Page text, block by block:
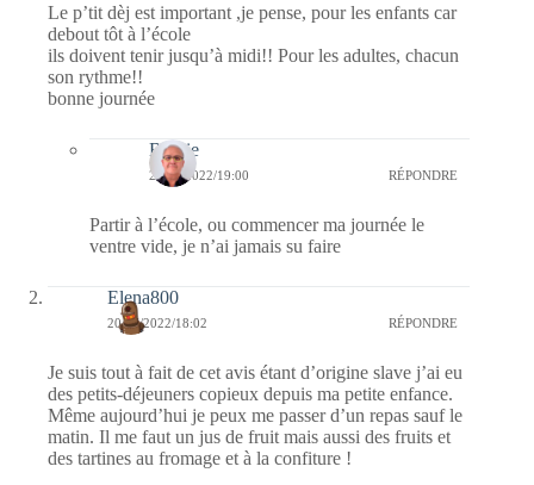
Le p’tit dèj est important ,je pense, pour les enfants car
debout tôt à l’école
ils doivent tenir jusqu’à midi!! Pour les adultes, chacun
son rythme!!
bonne journée
Bernie
21/07/2022/19:00 RÉPONDRE
Partir à l’école, ou commencer ma journée le
ventre vide, je n’ai jamais su faire
Elena800
20/07/2022/18:02 RÉPONDRE
Je suis tout à fait de cet avis étant d’origine slave j’ai eu
des petits-déjeuners copieux depuis ma petite enfance.
Même aujourd’hui je peux me passer d’un repas sauf le
matin. Il me faut un jus de fruit mais aussi des fruits et
des tartines au fromage et à la confiture !